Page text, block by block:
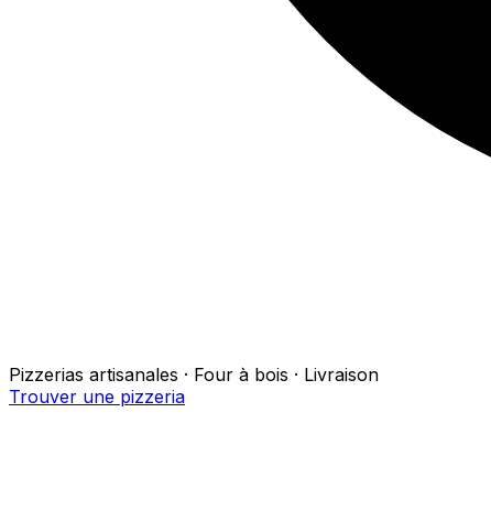
Pizzerias artisanales · Four à bois · Livraison
Trouver une pizzeria